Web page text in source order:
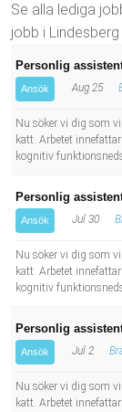
Socialpedagog
Se alla lediga
jobb i
Personlig
Ansök Aug 25
Nu söker vi dig som
katt. Arbetet
kognitiv
Personlig
Ansök Jul 30
Nu söker vi dig som
katt. Arbetet
kognitiv
Personlig
Ansök Jul 2
Nu söker vi dig som
katt. Arbetet